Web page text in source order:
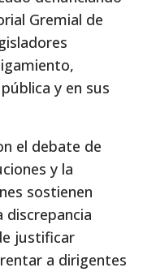
Gremial de
y en sus
el debate de
y la
sostienen
discrepancia
justificar
a dirigentes